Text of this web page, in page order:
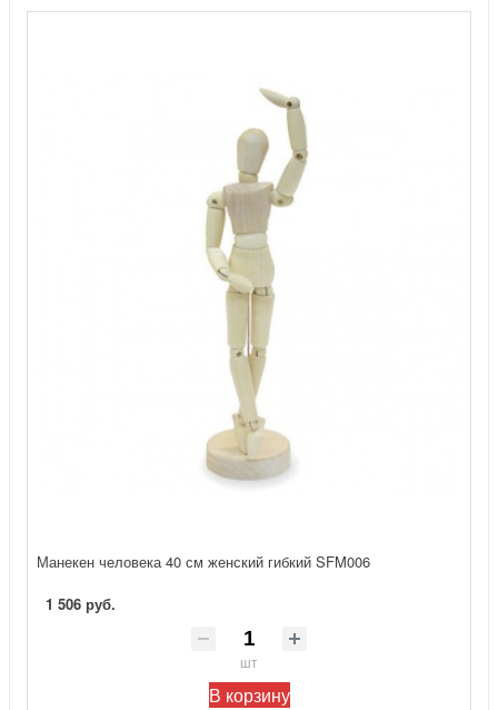
Манекен человека 40 см женский гибкий SFM006
1 506 руб.
шт
В корзину